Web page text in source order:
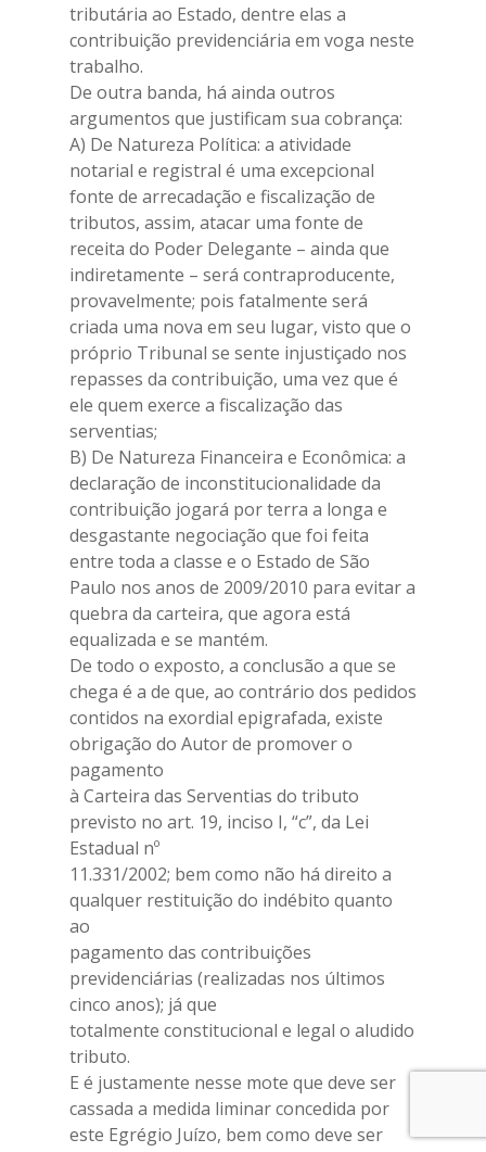
tributária ao Estado, dentre elas a
contribuição previdenciária em voga neste
trabalho.
De outra banda, há ainda outros
argumentos que justificam sua cobrança:
A) De Natureza Política: a atividade
notarial e registral é uma excepcional
fonte de arrecadação e fiscalização de
tributos, assim, atacar uma fonte de
receita do Poder Delegante – ainda que
indiretamente – será contraproducente,
provavelmente; pois fatalmente será
criada uma nova em seu lugar, visto que o
próprio Tribunal se sente injustiçado nos
repasses da contribuição, uma vez que é
ele quem exerce a fiscalização das
serventias;
B) De Natureza Financeira e Econômica: a
declaração de inconstitucionalidade da
contribuição jogará por terra a longa e
desgastante negociação que foi feita
entre toda a classe e o Estado de São
Paulo nos anos de 2009/2010 para evitar a
quebra da carteira, que agora está
equalizada e se mantém.
De todo o exposto, a conclusão a que se
chega é a de que, ao contrário dos pedidos
contidos na exordial epigrafada, existe
obrigação do Autor de promover o
pagamento
à Carteira das Serventias do tributo
previsto no art. 19, inciso I, “c”, da Lei
Estadual nº
11.331/2002; bem como não há direito a
qualquer restituição do indébito quanto
ao
pagamento das contribuições
previdenciárias (realizadas nos últimos
cinco anos); já que
totalmente constitucional e legal o aludido
tributo.
E é justamente nesse mote que deve ser
cassada a medida liminar concedida por
este Egrégio Juízo, bem como deve ser